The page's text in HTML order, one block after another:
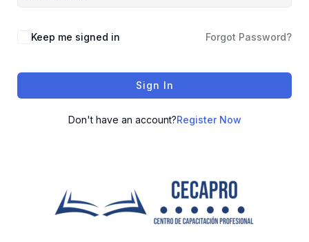
Keep me signed in Forgot Password?
Sign In
Don't have an account?Register Now